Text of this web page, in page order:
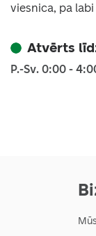
viesnica, pa
Atvērts
P.-Sv. 0:00 -